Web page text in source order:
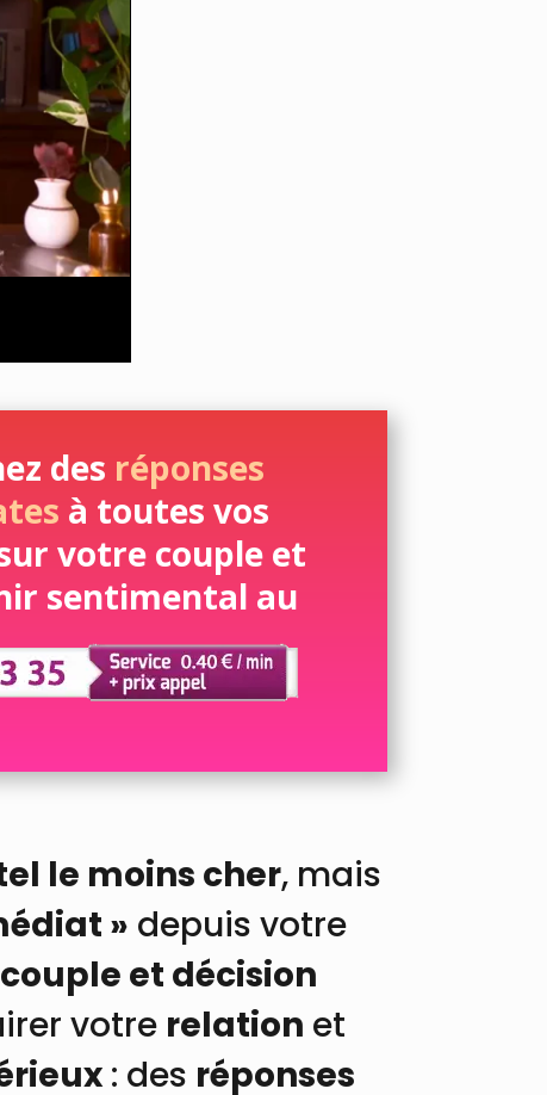
des réponses
à toutes vos
votre couple et
sentimental au
le moins cher, mais
» depuis votre
et décision
votre relation et
: des réponses